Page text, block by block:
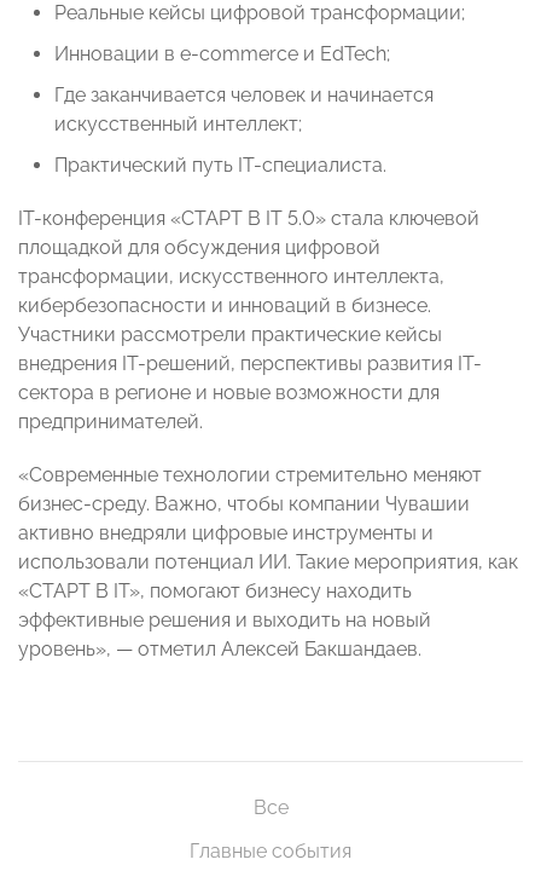
Реальные кейсы цифровой трансформации;
Инновации в e-commerce и EdTech;
Где заканчивается человек и начинается
искусственный интеллект;
Практический путь IT-специалиста.
IT-конференция «СТАРТ В IT 5.0» стала ключевой
площадкой для обсуждения цифровой
трансформации, искусственного интеллекта,
кибербезопасности и инноваций в бизнесе.
Участники рассмотрели практические кейсы
внедрения IT-решений, перспективы развития IT-
сектора в регионе и новые возможности для
предпринимателей.
«Современные технологии стремительно меняют
бизнес-среду. Важно, чтобы компании Чувашии
активно внедряли цифровые инструменты и
использовали потенциал ИИ. Такие мероприятия, как
«СТАРТ В IT», помогают бизнесу находить
эффективные решения и выходить на новый
уровень», — отметил Алексей Бакшандаев.
Все
Главные события